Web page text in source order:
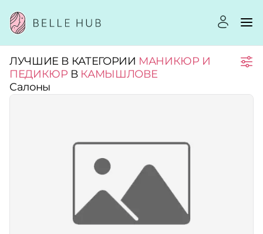
Город:
ЛУЧШИЕ В КАТЕГОРИИ МАНИКЮР И
ПЕДИКЮР В КАМЫШЛОВЕ
Салоны